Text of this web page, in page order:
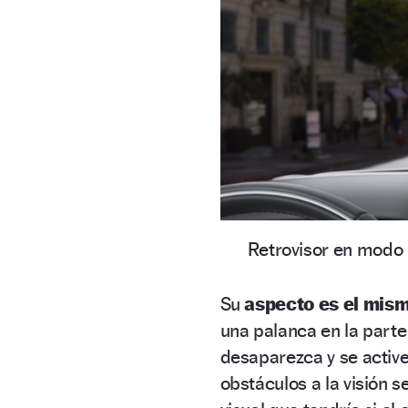
Retrovisor en
Suaspecto es el
una palanca en la
desaparezca y se
obstáculos a la visión